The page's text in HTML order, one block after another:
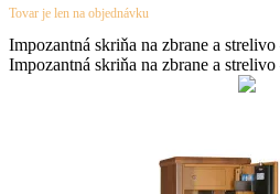
Tovar je len na objednávku
Impozantná skriňa na zbrane a
Impozantná skriňa na zbrane a